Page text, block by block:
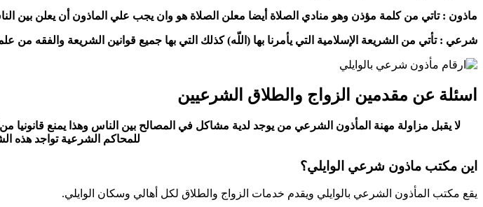
ماذون : تاتي من كلمة مؤذن وهو منادي الصلاة أيضا معلن الصلاة هو وان يجب علي الماذون أن يعلن بين
شرعي : تأتي من الشريعة الإسلامية التي يأمرنا بها (اللّه) كذلك التي بها جميع قوانين الشريعة والفقه
اسئلة عن مقدمين الزواج والطلاق الشرعيين
لا يقبل مزاولة مهنة المأذون الشرعي من يوجد لدية مشاكل في المصالح بين الناس وهذا يمنع
للمحاكم الشرعية تواجد هذه
اين مكتب ماذون شرعي الوايلي؟
يقع مكتب المأذون الشرعي بالوايلي ويقدم خدمات الزواج والطلاق لكل أهالي وسكان الوايلي.